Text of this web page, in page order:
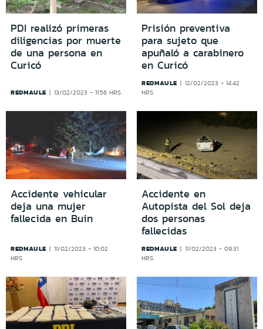
PDI realizó primeras
diligencias por muerte
de una persona en
Curicó
REDMAULE 13/02/2023 - 11:56 HRS
Prisión preventiva
para sujeto que
apuñaló a carabinero
en Curicó
REDMAULE
12/02/2023 - 14:42
HRS
Accidente vehicular
deja una mujer
fallecida en Buin
REDMAULE
11/02/2023 - 10:02
HRS
Accidente en
Autopista del Sol deja
dos personas
fallecidas
REDMAULE
11/02/2023 - 09:31
HRS